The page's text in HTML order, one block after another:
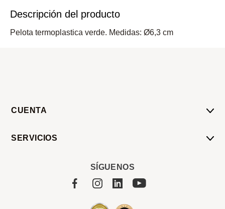
Descripción del producto
Pelota termoplastica verde. Medidas: Ø6,3 cm
CUENTA
SERVICIOS
SÍGUENOS